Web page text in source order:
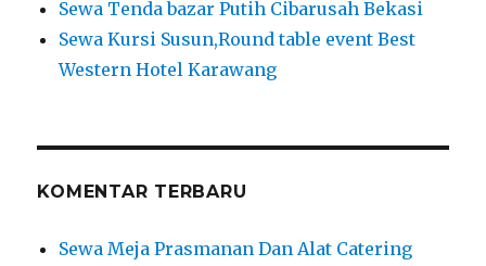
Sewa Tenda bazar Putih Cibarusah Bekasi
Sewa Kursi Susun,Round table event Best
Western Hotel Karawang
KOMENTAR TERBARU
Sewa Meja Prasmanan Dan Alat Catering